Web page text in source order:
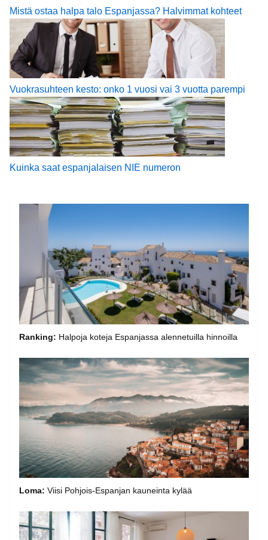
Mistä ostaa halpa talo Espanjassa? Halvimmat kohteet
Vuokrasuhteen kesto: onko 1 vuosi vai 3 vuotta parempi
Kuinka saat espanjalaisen NIE numeron
Ranking: Halpoja koteja Espanjassa alennetuilla hinnoilla
Loma: Viisi Pohjois-Espanjan kauneinta kylää